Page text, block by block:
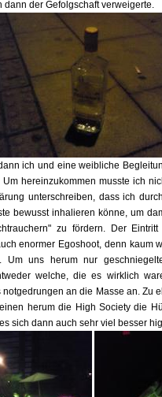
dann der Gefolgschaft verweigerte.
ich und eine weibliche
Um hereinzukommen musste ich
unterschreiben, dass ich
bewusst inhalieren könne, um
zu fördern. Der
enormer Egoshoot, denn kaum
Um uns herum nur
welche, die es wirklich
an die Masse an. Zu
herum die High Society die
sich dann auch sehr viel besser